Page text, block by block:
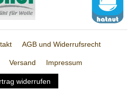
AGB und Widerrufsrecht
Versand Impressum
widerrufen